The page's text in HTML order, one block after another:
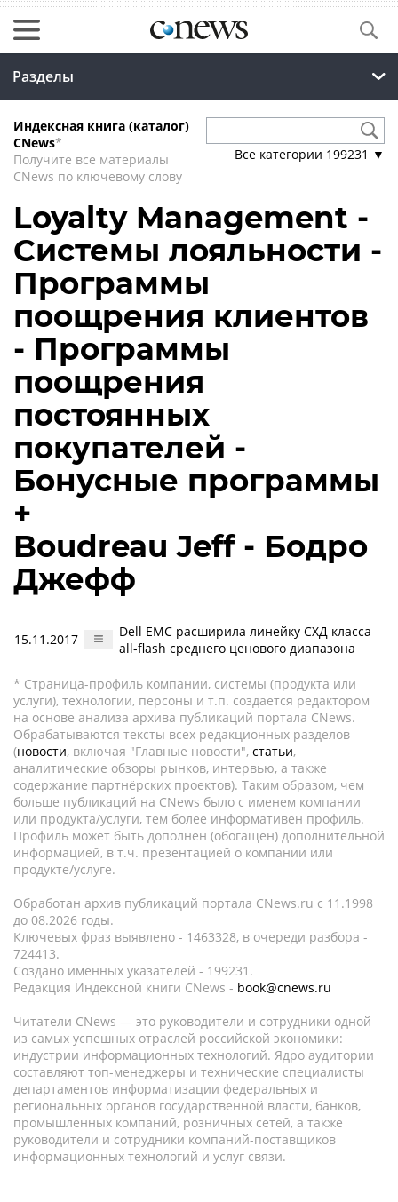
Разделы
Индексная книга (каталог)
CNews*
Получите все материалы
CNews по ключевому слову
Все категории 199231 ▼
Loyalty Management -
Системы лояльности -
Программы
поощрения клиентов
- Программы
поощрения
постоянных
покупателей -
Бонусные программы
+
Boudreau Jeff - Бодро
Джефф
15.11.2017
Dell EMC расширила линейку СХД класса
all-flash среднего ценового диапазона
* Страница-профиль компании, системы (продукта или
услуги), технологии, персоны и т.п. создается редактором
на основе анализа архива публикаций портала CNews.
Обрабатываются тексты всех редакционных разделов
(новости, включая "Главные новости", статьи,
аналитические обзоры рынков, интервью, а также
содержание партнёрских проектов). Таким образом, чем
больше публикаций на CNews было с именем компании
или продукта/услуги, тем более информативен профиль.
Профиль может быть дополнен (обогащен) дополнительной
информацией, в т.ч. презентацией о компании или
продукте/услуге.
Обработан архив публикаций портала CNews.ru c 11.1998
до 08.2026 годы.
Ключевых фраз выявлено - 1463328, в очереди разбора -
724413.
Создано именных указателей - 199231.
Редакция Индексной книги CNews - book@cnews.ru
Читатели CNews — это руководители и сотрудники одной
из самых успешных отраслей российской экономики:
индустрии информационных технологий. Ядро аудитории
составляют топ-менеджеры и технические специалисты
департаментов информатизации федеральных и
региональных органов государственной власти, банков,
промышленных компаний, розничных сетей, а также
руководители и сотрудники компаний-поставщиков
информационных технологий и услуг связи.